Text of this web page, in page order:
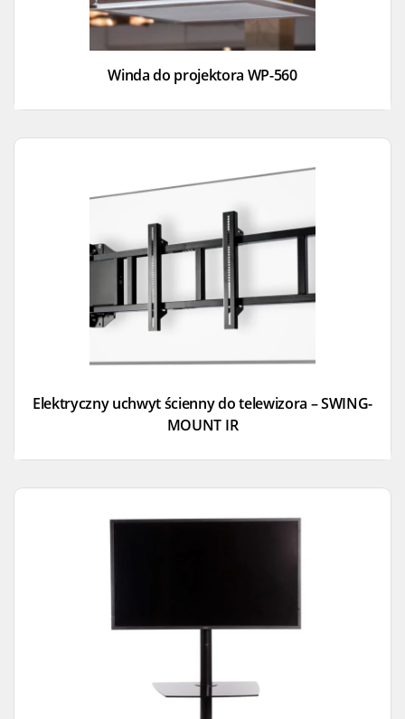
Winda do projektora WP-560
Elektryczny uchwyt ścienny do telewizora – SWING-
MOUNT IR